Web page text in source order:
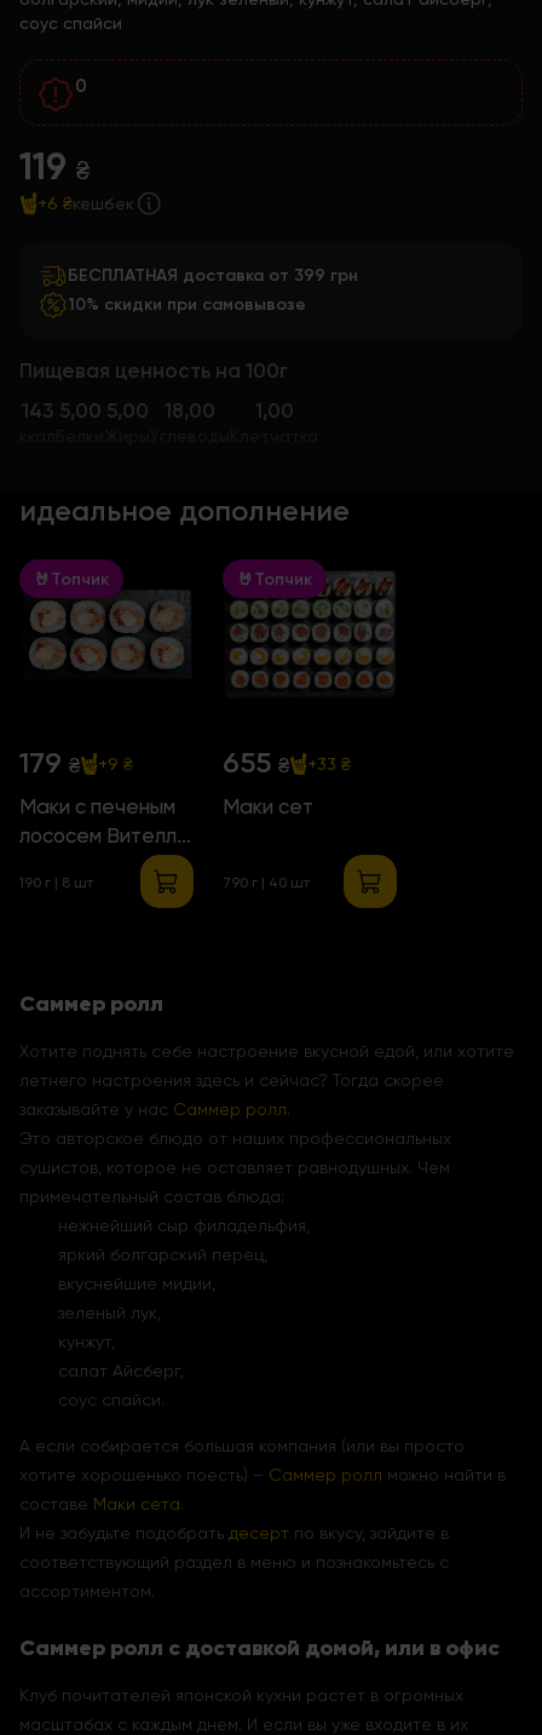
соус спайси
0
119 ₴
+6 ₴кешбек
БЕСПЛАТНАЯ доставка от 399 грн
10% скидки при самовывозе
Пищевая ценность на 100г
143 5,00 5,00 18,00 1,00
идеальное дополнение
🤘Топчик
179 ₴ +9 ₴
Маки с печеным
лососем Вителло
190 г | 8 шт
🤘Топчик
655 ₴ +33 ₴
Маки сет
790 г | 40 шт
Саммер ролл
Хотите поднять себе настроение вкусной едой, или хотите
летнего настроения здесь и сейчас? Тогда скорее
заказывайте у нас Саммер ролл.
Это авторское блюдо от наших профессиональных
сушистов, которое не оставляет равнодушных. Чем
примечательный состав блюда:
нежнейший сыр филадельфия,
яркий болгарский перец,
вкуснейшие мидии,
зеленый лук,
кунжут,
салат Айсберг,
соус спайси.
А если собирается большая компания (или вы просто
хотите хорошенько поесть) – Саммер ролл можно найти в
составе Маки сета.
И не забудьте подобрать десерт по вкусу, зайдите в
соответствующий раздел в меню и познакомьтесь с
ассортиментом.
Саммер ролл с доставкой домой, или в офис
Клуб почитателей японской кухни растет в огромных
масштабах с каждым днем. И если вы уже входите в их